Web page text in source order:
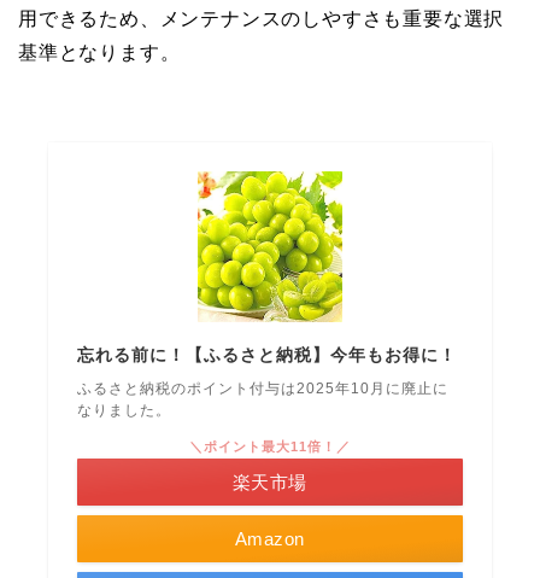
用できるため、メンテナンスのしやすさも重要な選択
基準となります。
忘れる前に！【ふるさと納税】今年もお得に！
ふるさと納税のポイント付与は2025年10月に廃止に
なりました。
Amazon
＼ポイント最大11倍！／
楽天市場